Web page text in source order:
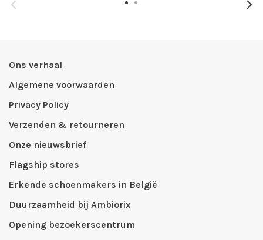
Ons verhaal
Algemene voorwaarden
Privacy Policy
Verzenden & retourneren
Onze nieuwsbrief
Flagship stores
Erkende schoenmakers in België
Duurzaamheid bij Ambiorix
Opening bezoekerscentrum